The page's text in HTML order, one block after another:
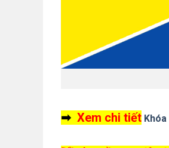
➡ Xem chi tiết